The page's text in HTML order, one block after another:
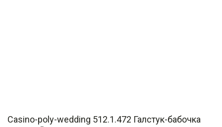
Casino-poly-wedding 512.1.472 Галстук-бабочка